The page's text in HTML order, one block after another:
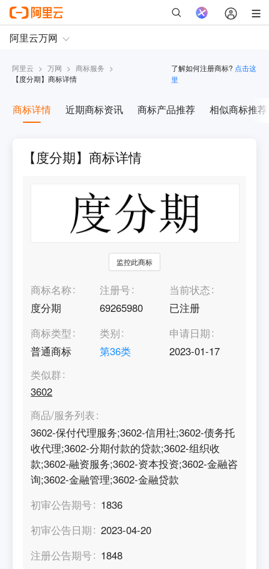
阿里云 > 万网 > 商标服务 >
【度分期】商标详情
了解如何注册商标? 点击这
里
商标详情 近期商标资讯 商标产品推荐 相似商标推荐
【度分期】商标详情
监控此商标
商标名称
度分期
注册号
69265980
当前状态
已注册
商标类型
普通商标
类别
第36类
申请日期
2023-01-17
类似群
3602
商品/服务列表
3602-保付代理服务;3602-信用社;3602-债务托
收代理;3602-分期付款的贷款;3602-组织收
款;3602-融资服务;3602-资本投资;3602-金融咨
询;3602-金融管理;3602-金融贷款
初审公告期号
1836
初审公告日期
2023-04-20
注册公告期号
1848